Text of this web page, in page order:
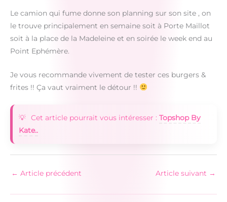
Le camion qui fume donne son planning sur son site , on
le trouve principalement en semaine soit à Porte Maillot
soit à la place de la Madeleine et en soirée le week end au
Point Ephémère.
Je vous recommande vivement de tester ces burgers &
frites !! Ça vaut vraiment le détour !!
Cet article pourrait vous intéresser : Topshop By
Kate..
← Article précédent Article suivant →